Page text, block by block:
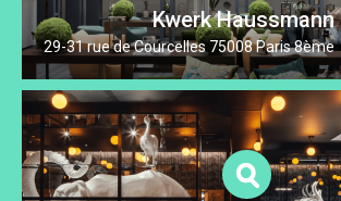
Kwerk Haussmann
29-31 rue de Courcelles 75008 Paris 8ème